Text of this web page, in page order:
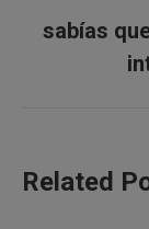
sabías
Related